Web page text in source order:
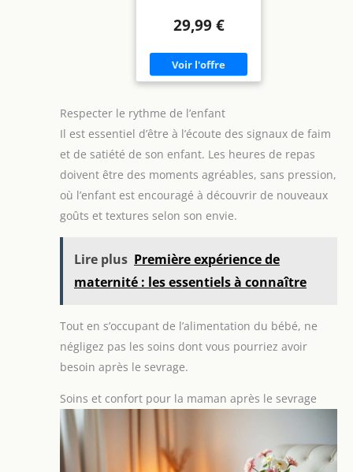
29,99 €
Respecter le rythme de l’enfant
Il est essentiel d’être à l’écoute des signaux de faim
et de satiété de son enfant. Les heures de repas
doivent être des moments agréables, sans pression,
où l’enfant est encouragé à découvrir de nouveaux
goûts et textures selon son envie.
Lire plus Première expérience de
maternité : les essentiels à connaître
Tout en s’occupant de l’alimentation du bébé, ne
négligez pas les soins dont vous pourriez avoir
besoin après le sevrage.
Soins et confort pour la maman après le sevrage